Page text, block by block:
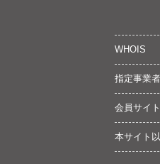
WHOIS
指定事業
会員サイト
本サイト